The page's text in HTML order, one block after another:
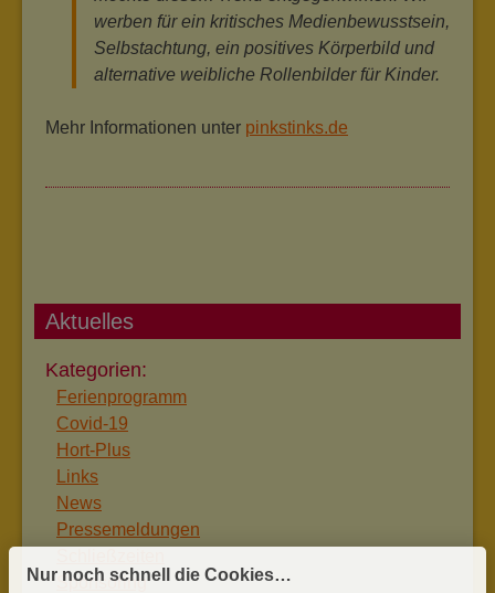
werben für ein kritisches Medienbewusstsein,
Selbstachtung, ein positives Körperbild und
alternative weibliche Rollenbilder für Kinder.
Mehr Informationen unter pinkstinks.de
Aktuelles
Ferienprogramm
Covid-19
Hort-Plus
Links
News
Pressemeldungen
Sponsoring
Nur noch schnell die Cookies…